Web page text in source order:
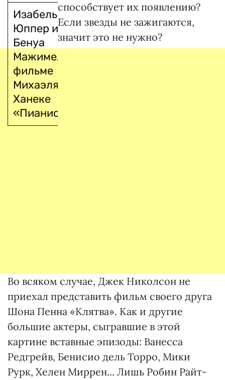
Изабель
Юппер и
Бенуа
Мажимель в
фильме
Михаэля
Ханеке
«Пианистка»
способствует их появлению?
Если звезды не зажигаются,
значит это не нужно?
Во всяком случае, Джек Николсон не
приехал представить фильм своего друга
Шона Пенна «Клятва». Как и другие
большие актеры, сыгравшие в этой
картине вставные эпизоды: Ванесса
Редгрейв, Бенисио дель Торро, Мики
Рурк, Хелен Миррен... Лишь Робин Райт-